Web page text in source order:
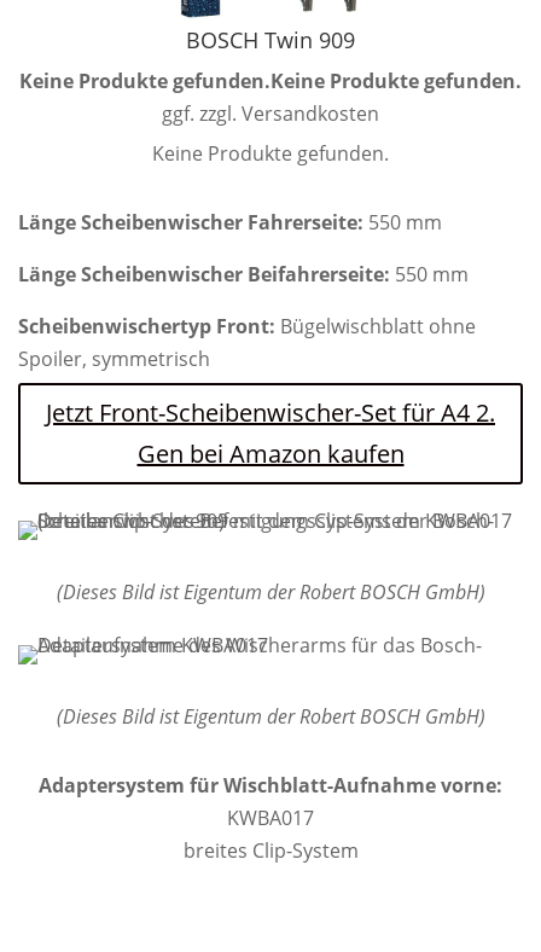
BOSCH Twin 909
Keine Produkte gefunden.Keine Produkte gefunden.
ggf. zzgl. Versandkosten
Keine Produkte gefunden.
Länge Scheibenwischer Fahrerseite: 550 mm
Länge Scheibenwischer Beifahrerseite: 550 mm
Scheibenwischertyp Front: Bügelwischblatt ohne
Spoiler, symmetrisch
Jetzt Front-Scheibenwischer-Set für A4 2.
Gen bei Amazon kaufen
(Dieses Bild ist Eigentum der Robert BOSCH GmbH)
(Dieses Bild ist Eigentum der Robert BOSCH GmbH)
Adaptersystem für Wischblatt-Aufnahme vorne:
KWBA017
breites Clip-System